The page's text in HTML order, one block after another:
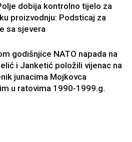
dobija kontrolno tijelo za
proizvodnju: Podsticaj za
sa sjevera
godišnjice NATO napada na
i Janketić položili vijenac na
junacima Mojkovca
u ratovima 1990-1999.g.